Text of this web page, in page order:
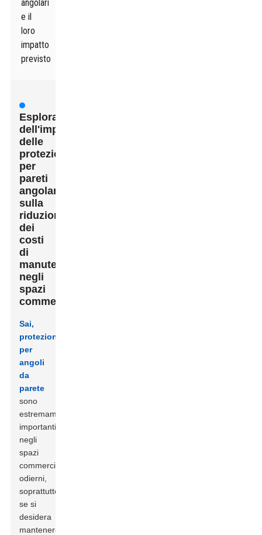
angolari
e il
loro
impatto
previsto
Esplorazione
dell'impatto
delle
protezioni
per
pareti
angolari
sulla
riduzione
dei
costi
di
manutenzione
negli
spazi
commerciali
Sai,
protezioni
per
angoli
da
parete
sono
estremamente
importanti
negli
spazi
commerciali
odierni,
soprattutto
se si
desidera
mantenere